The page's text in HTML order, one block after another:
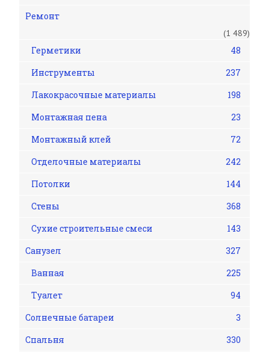
Ремонт
(1 489)
Герметики
48
Инструменты
237
Лакокрасочные материалы
198
Монтажная пена
23
Монтажный клей
72
Отделочные материалы
242
Потолки
144
Стены
368
Сухие строительные смеси
143
Санузел
327
Ванная
225
Туалет
94
Солнечные батареи
3
Спальня
330